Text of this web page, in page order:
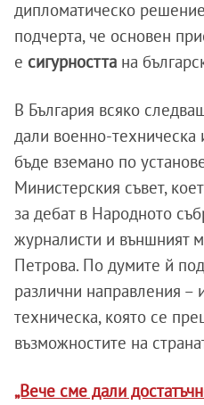
дипломатическо
подчерта, че основен
е сигурността на
В България всяко
дали военно-
бъде вземано по
Министерския съвет,
за дебат в Народното
журналисти и външният
Петрова. По думите й
различни направления –
техническа, която се
възможностите на
„Вече сме дали